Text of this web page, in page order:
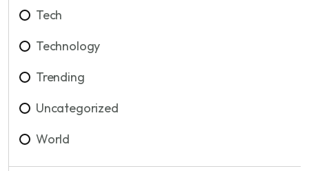
Tech
Technology
Trending
Uncategorized
World